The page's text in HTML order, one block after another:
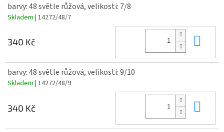
barvy: 48 světle růžová, velikosti: 7/8
Skladem | 14272/48/7
340 Kč
barvy: 48 světle růžová, velikosti: 9/10
Skladem | 14272/48/9
340 Kč